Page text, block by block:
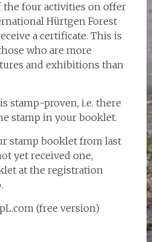
the four activities on offer
Hürtgen Forest
a certificate. This is
who are more
and exhibitions than
stamp-proven, i.e. there
stamp in your booklet.
stamp booklet from last
yet received one,
at the registration
(free version)